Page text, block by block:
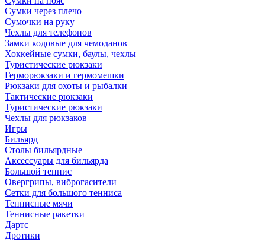
Сумки через плечо
Сумочки на руку
Чехлы для телефонов
Замки кодовые для чемоданов
Хоккейные сумки, баулы, чехлы
Туристические рюкзаки
Герморюкзаки и гермомешки
Рюкзаки для охоты и рыбалки
Тактические рюкзаки
Туристические рюкзаки
Чехлы для рюкзаков
Игры
Бильярд
Столы бильярдные
Аксессуары для бильярда
Большой теннис
Овергрипы, виброгасители
Сетки для большого тенниса
Теннисные мячи
Теннисные ракетки
Дартс
Дротики